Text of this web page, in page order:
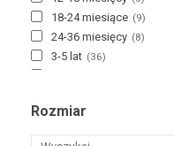
18-24 miesiące (9)
24-36 miesięcy (8)
3-5 lat (36)
12-14 lat
Rozmiar